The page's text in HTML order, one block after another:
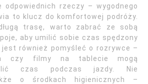
odpowiednich rzeczy – wygodnego
to klucz do komfortowej podróży.
trasę, warto zabrać ze sobą
aby umilić sobie czas spędzony
jest również pomyśleć o rozrywce –
czy filmy na tablecie mogą
czas podczas jazdy. Nie
o środkach higienicznych –